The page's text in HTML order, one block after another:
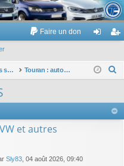
Volkswagen Touran
Faire un don
ne
on
nr
ist
re
Le touran dans ses versions I (V1 V2 V3) et II ... Touran : autoradios et GPS
et autres
Sly83 , 04 août 2026, 09:40